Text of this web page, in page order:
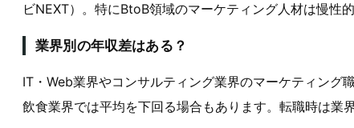
ビNEXT）。特にBtoB領域のマーケティング人材は慢性
業界別の年収差はある？
IT・Web業界やコンサルティング業界のマーケティング
飲食業界では平均を下回る場合もあります。転職時は業